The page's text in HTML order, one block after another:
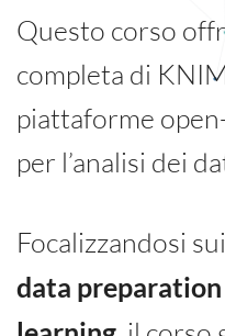
Questo corso
completa di
piattaforme
per l’analisi dei
Focalizzandosi
data preparation